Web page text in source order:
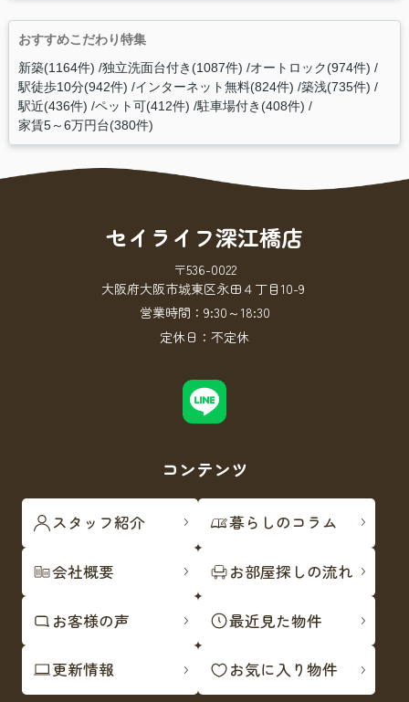
おすすめこだわり特集
新築(1164件) 独立洗面台付き(1087件) オートロック(974件)
駅徒歩10分(942件) インターネット無料(824件) 築浅(735件)
駅近(436件) ペット可(412件) 駐車場付き(408件)
家賃5～6万円台(380件)
セイライフ深江橋店
〒536-0022
大阪府大阪市城東区永田４丁目10-9
営業時間： 9:30～18:30
定休日： 不定休
コンテンツ
スタッフ紹介 暮らしのコラム
会社概要 お部屋探しの流れ
お客様の声 最近見た物件
更新情報 お気に入り物件